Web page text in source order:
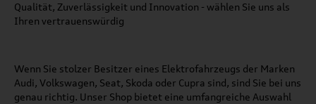
Qualität, Zuverlässigkeit und Innovation - wählen Sie uns als
Ihren vertrauenswürdig
Wenn Sie stolzer Besitzer eines Elektrofahrzeugs der Marken
Audi, Volkswagen, Seat, Skoda oder Cupra sind, sind Sie bei uns
genau richtig. Unser Shop bietet eine umfangreiche Auswahl